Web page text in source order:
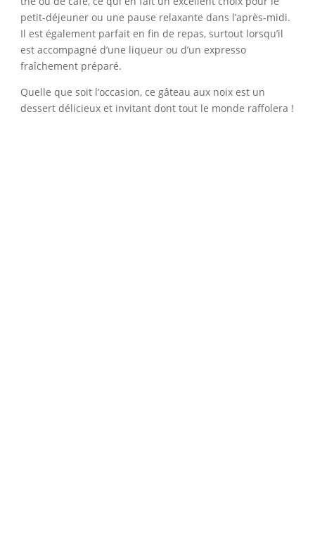
petit-déjeuner ou une pause relaxante dans l’après-midi.
Il est également parfait en fin de repas, surtout lorsqu’il
est accompagné d’une liqueur ou d’un expresso
fraîchement préparé.
Quelle que soit l’occasion, ce gâteau aux noix est un
dessert délicieux et invitant dont tout le monde raffolera !